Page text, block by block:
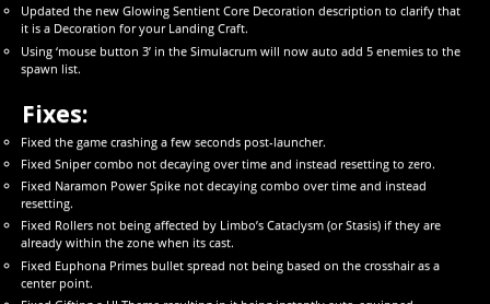
Updated the new Glowing Sentient Core Decoration description to clarify that
it is a Decoration for your Landing Craft.
Using ‘mouse button 3’ in the Simulacrum will now auto add 5 enemies to the
spawn list.
Fixes:
Fixed the game crashing a few seconds post-launcher.
Fixed Sniper combo not decaying over time and instead resetting to zero.
Fixed Naramon Power Spike not decaying combo over time and instead
resetting.
Fixed Rollers not being affected by Limbo’s Cataclysm (or Stasis) if they are
already within the zone when its cast.
Fixed Euphona Primes bullet spread not being based on the crosshair as a
center point.